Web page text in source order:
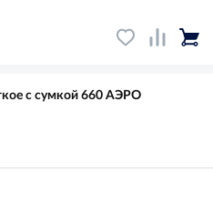
с сумкой 660 АЭРО